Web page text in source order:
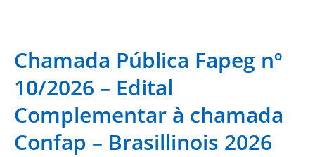
Chamada Pública Fapeg nº
10/2026 – Edital
Complementar à chamada
Confap – Brasillinois 2026